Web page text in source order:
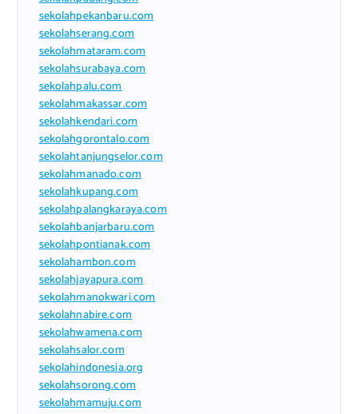
sekolahpekanbaru.com
sekolahserang.com
sekolahmataram.com
sekolahsurabaya.com
sekolahpalu.com
sekolahmakassar.com
sekolahkendari.com
sekolahgorontalo.com
sekolahtanjungselor.com
sekolahmanado.com
sekolahkupang.com
sekolahpalangkaraya.com
sekolahbanjarbaru.com
sekolahpontianak.com
sekolahambon.com
sekolahjayapura.com
sekolahmanokwari.com
sekolahnabire.com
sekolahwamena.com
sekolahsalor.com
sekolahindonesia.org
sekolahsorong.com
sekolahmamuju.com